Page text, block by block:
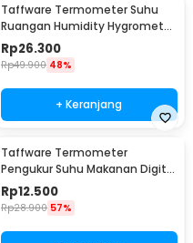
Taffware Termometer Suhu
Ruangan Humidity Hygrometer
Clock Calendar - HTC-1
Rp26.300
Rp49.900 48%
+ Keranjang
Taffware Termometer
Pengukur Suhu Makanan Digital
Daging Kopi Susu - TP101
Rp12.500
Rp28.900 57%